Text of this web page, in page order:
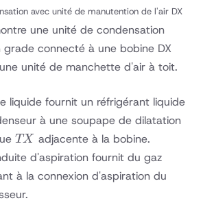
avec unité de manutention de l'air DX
une unité de condensation
connecté à une bobine DX
unité de manchette d'air à toit.
liquide fournit un réfrigérant liquide
à une soupape de dilatation
TX
TX adjacente à la bobine.
d'aspiration fournit du gaz
à la connexion d'aspiration du